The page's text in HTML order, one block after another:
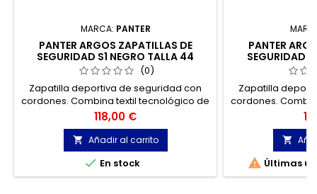
MARCA: PANTER
PANTER ARGOS ZAPATILLAS DE
SEGURIDAD S1 NEGRO TALLA 44
(0)
Zapatilla deportiva de seguridad con
cordones. Combina textil tecnológico de
alta resistencia con un refuerzo de
poliuretano flexible que se ajusta
perfectamente a la ergonomía del pie.
Precio
118,00 €
 Añadir al carrito
 En stock
PANTER
SEGURIDAD
Zapatilla
cordones.
alta
poliuretano
perfectamente

 Últimas